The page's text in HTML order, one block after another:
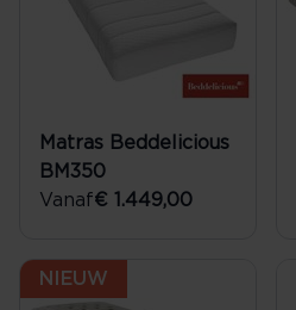
Matras Beddelicious
BM350
Vanaf€ 1.449,00
NIEUW